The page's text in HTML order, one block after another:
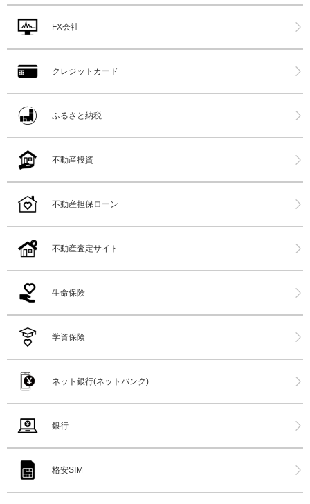
FX会社
クレジットカード
ふるさと納税
不動産投資
不動産担保ローン
不動産査定サイト
生命保険
学資保険
ネット銀行(ネットバンク)
銀行
格安SIM